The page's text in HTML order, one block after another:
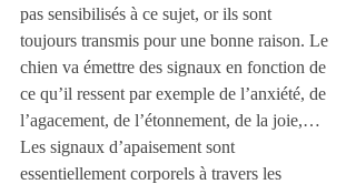
pas sensibilisés à ce sujet, or ils sont
toujours transmis pour une bonne raison. Le
chien va émettre des signaux en fonction de
ce qu’il ressent par exemple de l’anxiété, de
l’agacement, de l’étonnement, de la joie,…
Les signaux d’apaisement sont
essentiellement corporels à travers les